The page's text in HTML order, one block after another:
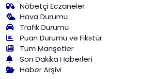
Nöbetçi Eczaneler
Hava Durumu
Trafik Durumu
Puan Durumu ve Fikstür
Tüm Manşetler
Son Dakika Haberleri
Haber Arşivi